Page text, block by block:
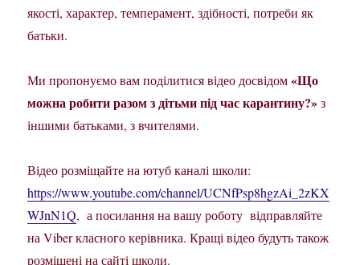
якості, характер, темперамент, здібності, потреби як
батьки.
Ми пропонуємо вам поділитися відео досвідом«Що
можна робити разом з дітьми під час карантину?»з
іншими батьками, з вчителями.
Відео розміщайте на ютуб каналі школи:
https://www.youtube.com/channel/UCNfPsp8hgzAi_2zKX
WJnN1Q, а посилання на вашу роботу відправляйте
на Viber класного керівника. Кращі відео будуть також
розміщені на сайті школи.